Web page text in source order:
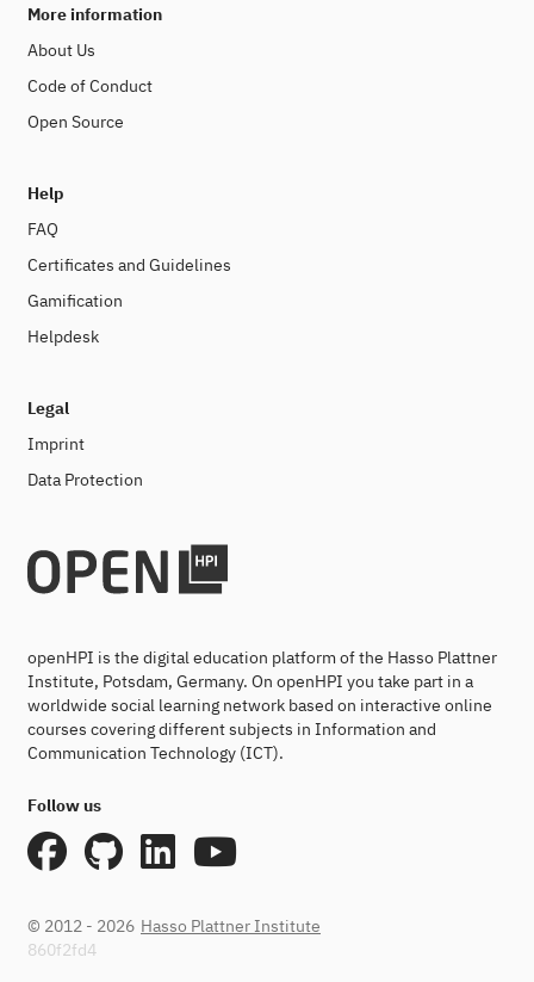
More information
About Us
Code of Conduct
Open Source
Help
FAQ
Certificates and Guidelines
Gamification
Helpdesk
Legal
Imprint
Data Protection
openHPI is the digital education platform of the Hasso Plattner
Institute, Potsdam, Germany. On openHPI you take part in a
worldwide social learning network based on interactive online
courses covering different subjects in Information and
Communication Technology (ICT).
Follow us
© 2012 - 2026 Hasso Plattner Institute
860f2fd4